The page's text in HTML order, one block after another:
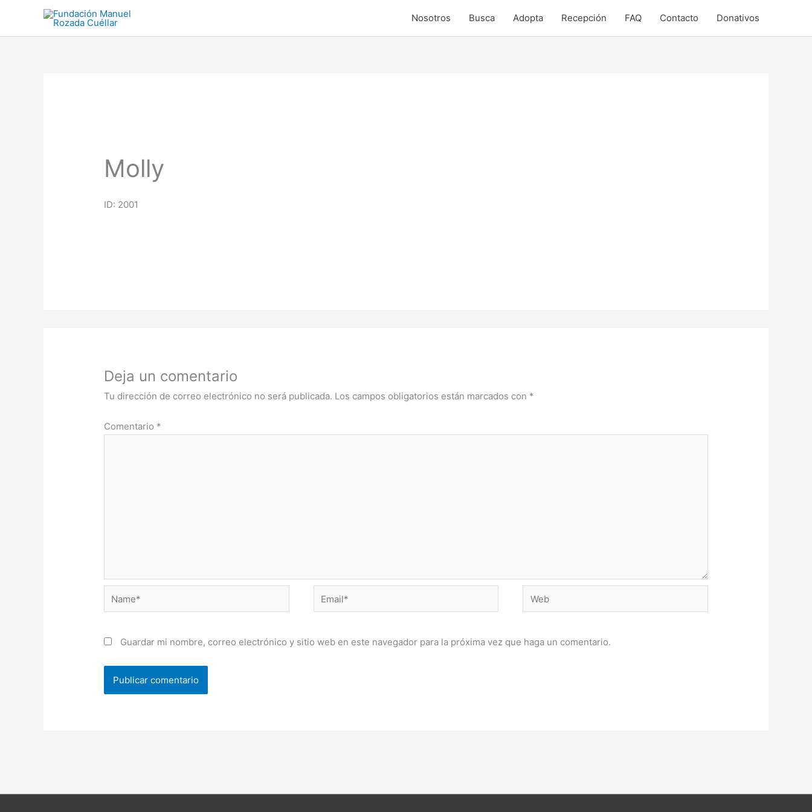
contenido
Nosotros Busca Adopta Recepción FAQ Contacto Donativos
Molly
ID: 2001
Deja un comentario
Tu dirección de correo electrónico no será publicada. Los campos obligatorios están marcados con *
Comentario *
Name* Email* Web
Guardar mi nombre, correo electrónico y sitio web en este navegador para la próxima vez que haga un comentario.